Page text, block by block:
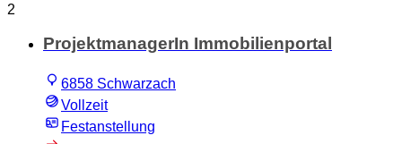
2
ProjektmanagerIn Immobilienportal
6858 Schwarzach
Vollzeit
Festanstellung